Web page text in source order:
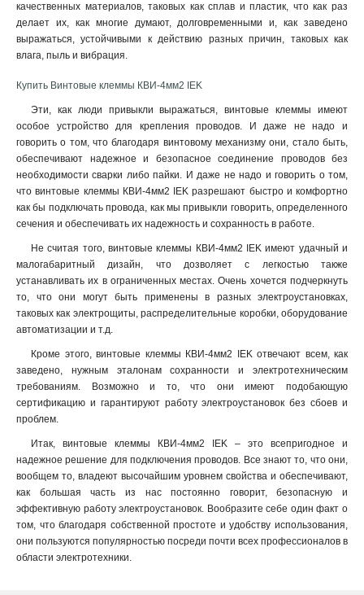
качественных материалов, таковых как сплав и пластик, что как раз
делает их, как многие думают, долговременными и, как заведено
выражаться, устойчивыми к действию разных причин, таковых как
влага, пыль и вибрация.
Купить Винтовые клеммы КВИ-4мм2 IEK
Эти, как люди привыкли выражаться, винтовые клеммы имеют
особое устройство для крепления проводов. И даже не надо и
говорить о том, что благодаря винтовому механизму они, стало быть,
обеспечивают надежное и безопасное соединение проводов без
необходимости сварки либо пайки. И даже не надо и говорить о том,
что винтовые клеммы КВИ-4мм2 IEK разрешают быстро и комфортно
как бы подключать провода, как мы привыкли говорить, определенного
сечения и обеспечивать их надежность и сохранность в работе.
Не считая того, винтовые клеммы КВИ-4мм2 IEK имеют удачный и
малогабаритный дизайн, что дозволяет с легкостью также
устанавливать их в ограниченных местах. Очень хочется подчеркнуть
то, что они могут быть применены в разных электроустановках,
таковых как электрощиты, распределительные коробки, оборудование
автоматизации и т.д.
Кроме этого, винтовые клеммы КВИ-4мм2 IEK отвечают всем, как
заведено, нужным эталонам сохранности и электротехническим
требованиям. Возможно и то, что они имеют подобающую
сертификацию и гарантируют работу электроустановок без сбоев и
проблем.
Итак, винтовые клеммы КВИ-4мм2 IEK – это всепригодное и
надежное решение для подключения проводов. Все знают то, что они,
вообщем то, владеют высочайшим уровнем свойства и обеспечивают,
как большая часть из нас постоянно говорит, безопасную и
эффективную работу электроустановок. Вообразите себе один факт о
том, что благодаря собственной простоте и удобству использования,
они пользуются популярностью посреди почти всех профессионалов в
области электротехники.